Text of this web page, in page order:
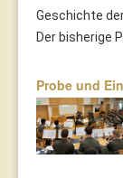
Geschichte
Der bisherige
Probe und